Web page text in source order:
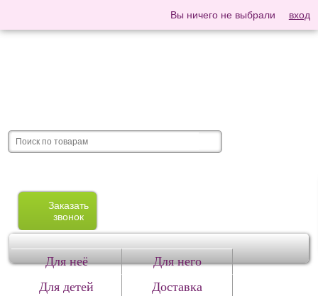
Вы ничего не выбрали вход
Заказать
звонок
Для неё
Для него
Для детей
Доставка